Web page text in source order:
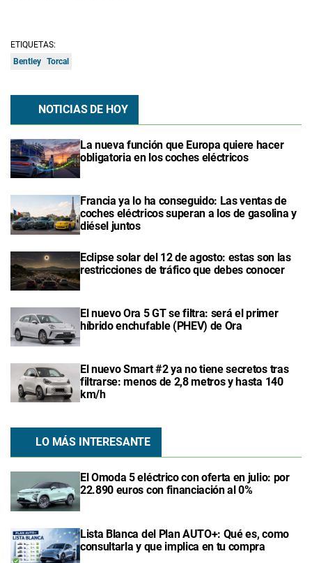
ETIQUETAS:
Bentley Torcal
NOTICIAS DE HOY
La nueva función que Europa quiere hacer
obligatoria en los coches eléctricos
Francia ya lo ha conseguido: Las ventas de
coches eléctricos superan a los de gasolina y
diésel juntos
Eclipse solar del 12 de agosto: estas son las
restricciones de tráfico que debes conocer
El nuevo Ora 5 GT se filtra: será el primer
híbrido enchufable (PHEV) de Ora
El nuevo Smart #2 ya no tiene secretos tras
filtrarse: menos de 2,8 metros y hasta 140
km/h
LO MÁS INTERESANTE
El Omoda 5 eléctrico con oferta en julio: por
22.890 euros con financiación al 0%
Lista Blanca del Plan AUTO+: Qué es, como
consultarla y que implica en tu compra